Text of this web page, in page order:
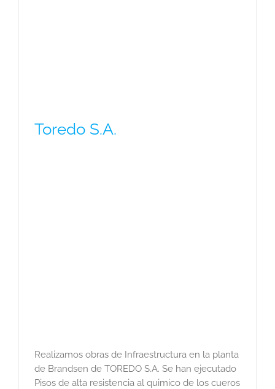
Toredo S.A.
Realizamos obras de Infraestructura en la planta
de Brandsen de TOREDO S.A. Se han ejecutado
Pisos de alta resistencia al quimico de los cueros